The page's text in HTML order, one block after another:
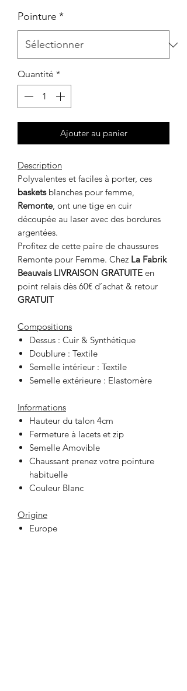
Pointure *
Quantité *
Ajouter au panier
Description
Polyvalentes et faciles à porter, ces
basketsblanches pour femme,
Remonte, ont une tige en cuir
découpée au laser avec des bordures
argentées.
Profitez de cette paire de chaussures
Remonte pour Femme. Chez La Fabrik
Beauvais LIVRAISON GRATUITE en
point relais dès 60€ d’achat & retour
GRATUIT
Compositions
Dessus : Cuir & Synthétique
Doublure : Textile
Semelle intérieur : Textile
Semelle extérieure : Elastomère
Informations
Hauteur du talon 4cm
Fermeture à lacets et zip
Semelle Amovible
Chaussant prenez votre pointure
habituelle
Couleur Blanc
Origine
Europe